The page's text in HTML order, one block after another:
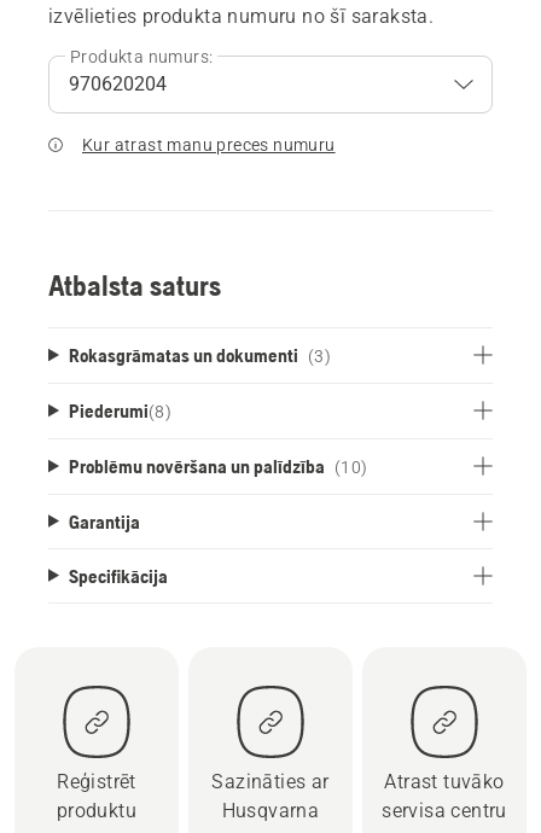
izvēlieties produkta numuru no šī saraksta.
Produkta numurs:
Kur atrast manu preces numuru
Atbalsta saturs
Rokasgrāmatas un dokumenti (3)
Piederumi(8)
Problēmu novēršana un palīdzība (10)
Garantija
Specifikācija
Reģistrēt
produktu
Sazināties ar
Husqvarna
Atrast tuvāko
servisa centru